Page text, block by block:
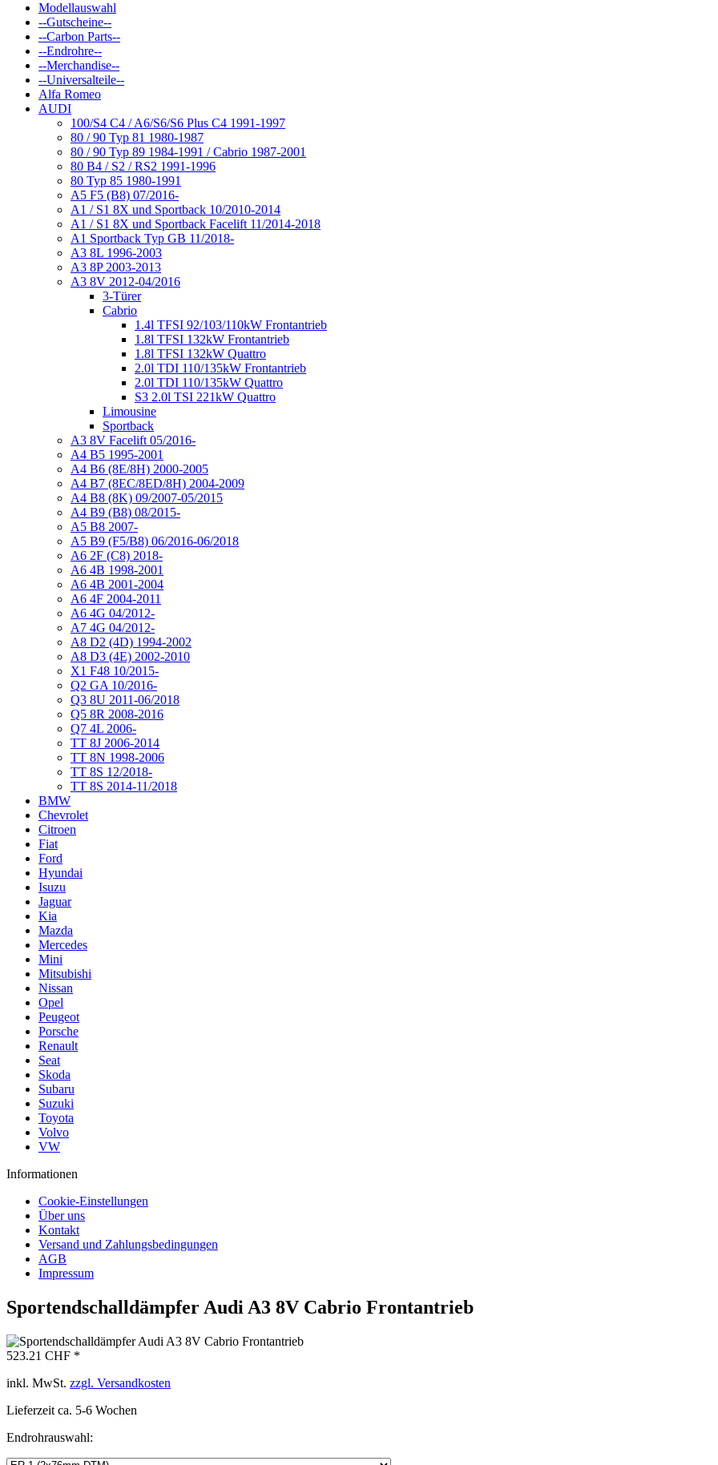
Modellauswahl
--Gutscheine--
--Carbon Parts--
--Endrohre--
--Merchandise--
--Universalteile--
Alfa Romeo
AUDI
100/S4 C4 / A6/S6/S6 Plus C4 1991-1997
80 / 90 Typ 81 1980-1987
80 / 90 Typ 89 1984-1991 / Cabrio 1987-2001
80 B4 / S2 / RS2 1991-1996
80 Typ 85 1980-1991
A5 F5 (B8) 07/2016-
A1 / S1 8X und Sportback 10/2010-2014
A1 / S1 8X und Sportback Facelift 11/2014-2018
A1 Sportback Typ GB 11/2018-
A3 8L 1996-2003
A3 8P 2003-2013
A3 8V 2012-04/2016
3-Türer
Cabrio
1.4l TFSI 92/103/110kW Frontantrieb
1.8l TFSI 132kW Frontantrieb
1.8l TFSI 132kW Quattro
2.0l TDI 110/135kW Frontantrieb
2.0l TDI 110/135kW Quattro
S3 2.0l TSI 221kW Quattro
Limousine
Sportback
A3 8V Facelift 05/2016-
A4 B5 1995-2001
A4 B6 (8E/8H) 2000-2005
A4 B7 (8EC/8ED/8H) 2004-2009
A4 B8 (8K) 09/2007-05/2015
A4 B9 (B8) 08/2015-
A5 B8 2007-
A5 B9 (F5/B8) 06/2016-06/2018
A6 2F (C8) 2018-
A6 4B 1998-2001
A6 4B 2001-2004
A6 4F 2004-2011
A6 4G 04/2012-
A7 4G 04/2012-
A8 D2 (4D) 1994-2002
A8 D3 (4E) 2002-2010
X1 F48 10/2015-
Q2 GA 10/2016-
Q3 8U 2011-06/2018
Q5 8R 2008-2016
Q7 4L 2006-
TT 8J 2006-2014
TT 8N 1998-2006
TT 8S 12/2018-
TT 8S 2014-11/2018
BMW
Chevrolet
Citroen
Fiat
Ford
Hyundai
Isuzu
Jaguar
Kia
Mazda
Mercedes
Mini
Mitsubishi
Nissan
Opel
Peugeot
Porsche
Renault
Seat
Skoda
Subaru
Suzuki
Toyota
Volvo
VW
Informationen
Cookie-Einstellungen
Über uns
Kontakt
Versand und Zahlungsbedingungen
AGB
Impressum
Sportendschalldämpfer Audi A3 8V Cabrio Frontantrieb
523.21 CHF *
inkl. MwSt. zzgl. Versandkosten
Lieferzeit ca. 5-6 Wochen
Endrohrauswahl: